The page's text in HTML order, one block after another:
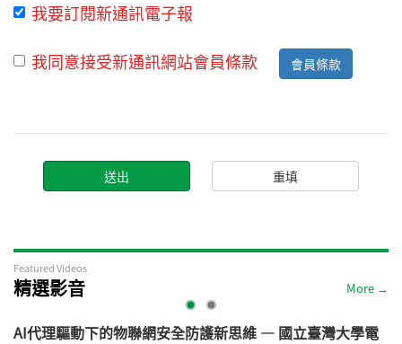
我要訂閱新通訊電子報
我同意接受新通訊網站會員條款
會員條款
Featured Videos
精選影音 More →
AI代理驅動下的物聯網安全防護新思維 — 國立臺灣大學電